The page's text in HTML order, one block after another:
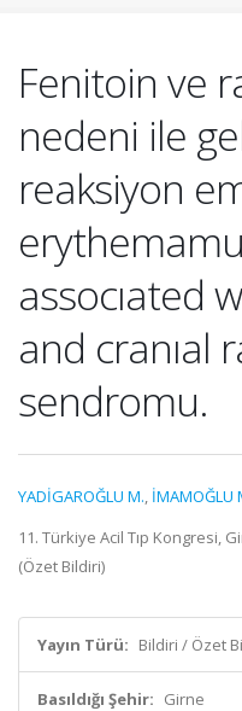
Fenitoin ve
nedeni ile
reaksiyon
assocıated
and cranıal
sendromu.
YADİGAROĞLU M., İMAMOĞLU
11. Türkiye Acil Tıp Kongresi,
(Özet Bildiri)
Yayın Türü: Bildiri / Özet
Basıldığı Şehir: Girne